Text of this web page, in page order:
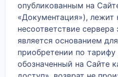
опубликованным на
«Документация»), лежит
несоответствие
является основанием
приобретении по
обозначенный на Сайте